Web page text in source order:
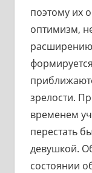
поэтому их
оптимизм,
зрелости.
временем
перестать
девушкой.
состоянии